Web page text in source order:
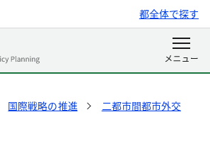
都全体で探す
国際戦略の推進
二都市間都市外交